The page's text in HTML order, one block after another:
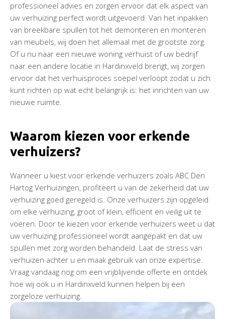
professioneel advies en zorgen ervoor dat elk aspect van
uw verhuizing perfect wordt uitgevoerd. Van het inpakken
van breekbare spullen tot het demonteren en monteren
van meubels, wij doen het allemaal met de grootste zorg.
Of u nu naar een nieuwe woning verhuist of uw bedrijf
naar een andere locatie in Hardinxveld brengt, wij zorgen
ervoor dat het verhuisproces soepel verloopt zodat u zich
kunt richten op wat echt belangrijk is: het inrichten van uw
nieuwe ruimte.
Waarom kiezen voor erkende
verhuizers?
Wanneer u kiest voor erkende verhuizers zoals ABC Den
Hartog Verhuizingen, profiteert u van de zekerheid dat uw
verhuizing goed geregeld is. Onze verhuizers zijn opgeleid
om elke verhuizing, groot of klein, efficiënt en veilig uit te
voeren. Door te kiezen voor erkende verhuizers weet u dat
uw verhuizing professioneel wordt aangepakt en dat uw
spullen met zorg worden behandeld. Laat de stress van
verhuizen achter u en maak gebruik van onze expertise.
Vraag vandaag nog om een vrijblijvende offerte en ontdek
hoe wij ook u in Hardinxveld kunnen helpen bij een
zorgeloze verhuizing.